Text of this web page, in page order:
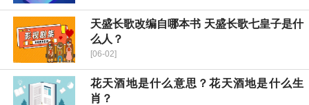
天盛长歌改编自哪本书 天盛长歌七皇子是什
么人？
[06-02]
花天酒地是什么意思？花天酒地是什么生
肖？